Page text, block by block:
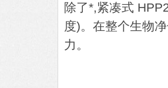
除了*,紧凑式
度)。在整个生物
力。